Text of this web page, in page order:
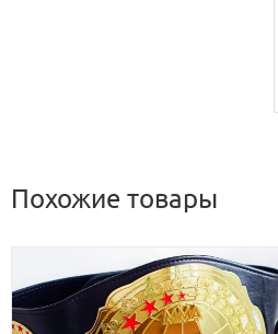
Похожие товары